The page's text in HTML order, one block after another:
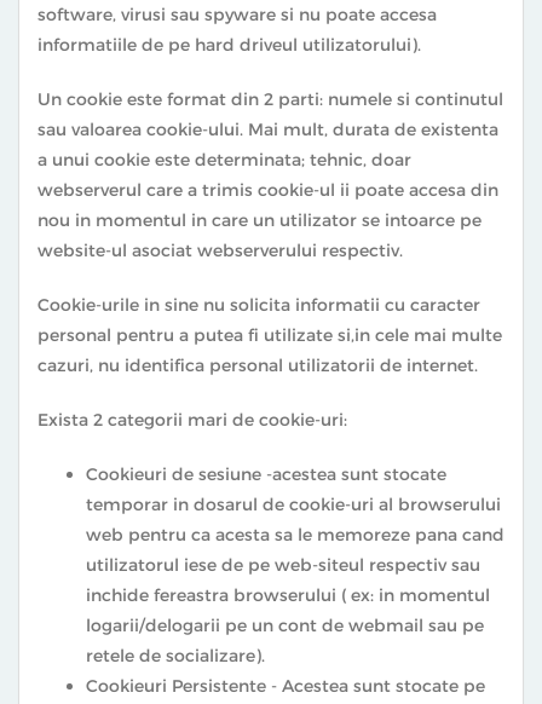
software, virusi sau spyware si nu poate accesa
informatiile de pe hard driveul utilizatorului).
Un cookie este format din 2 parti: numele si continutul
sau valoarea cookie-ului. Mai mult, durata de existenta
a unui cookie este determinata; tehnic, doar
webserverul care a trimis cookie-ul ii poate accesa din
nou in momentul in care un utilizator se intoarce pe
website-ul asociat webserverului respectiv.
Cookie-urile in sine nu solicita informatii cu caracter
personal pentru a putea fi utilizate si,in cele mai multe
cazuri, nu identifica personal utilizatorii de internet.
Exista 2 categorii mari de cookie-uri:
Cookieuri de sesiune -acestea sunt stocate
temporar in dosarul de cookie-uri al browserului
web pentru ca acesta sa le memoreze pana cand
utilizatorul iese de pe web-siteul respectiv sau
inchide fereastra browserului ( ex: in momentul
logarii/delogarii pe un cont de webmail sau pe
retele de socializare).
Cookieuri Persistente - Acestea sunt stocate pe